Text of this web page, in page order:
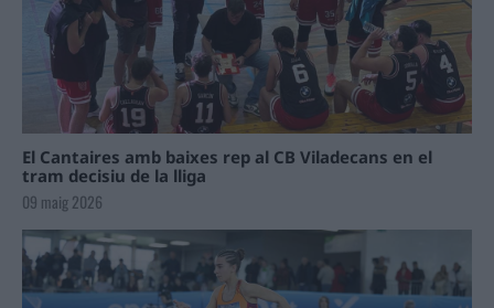
El Cantaires amb baixes rep al CB Viladecans en el
tram decisiu de la lliga
09 maig 2026